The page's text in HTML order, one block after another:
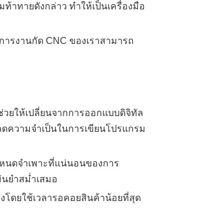
าทายดังกล่าว ทำให้เป็นเครื่องมือ
รงานกัด CNC ของเราสามารถ
วยให้เปลี่ยนจากการออกแบบดิจิทัล
ความจำเป็นในการเขียนโปรแกรม
นดจำเพาะที่แน่นอนของการ
ยำสม่ำเสมอ
โดยใช้เวลารอคอยสินค้าน้อยที่สุด